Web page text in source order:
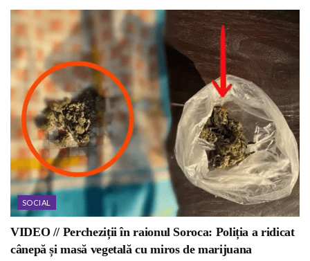
SOCIAL
VIDEO // Percheziții în raionul Soroca: Poliția a ridicat
cânepă și masă vegetală cu miros de marijuana